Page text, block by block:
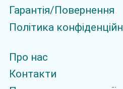
Гарантія/Повернення
Політика
Про нас
Контакти